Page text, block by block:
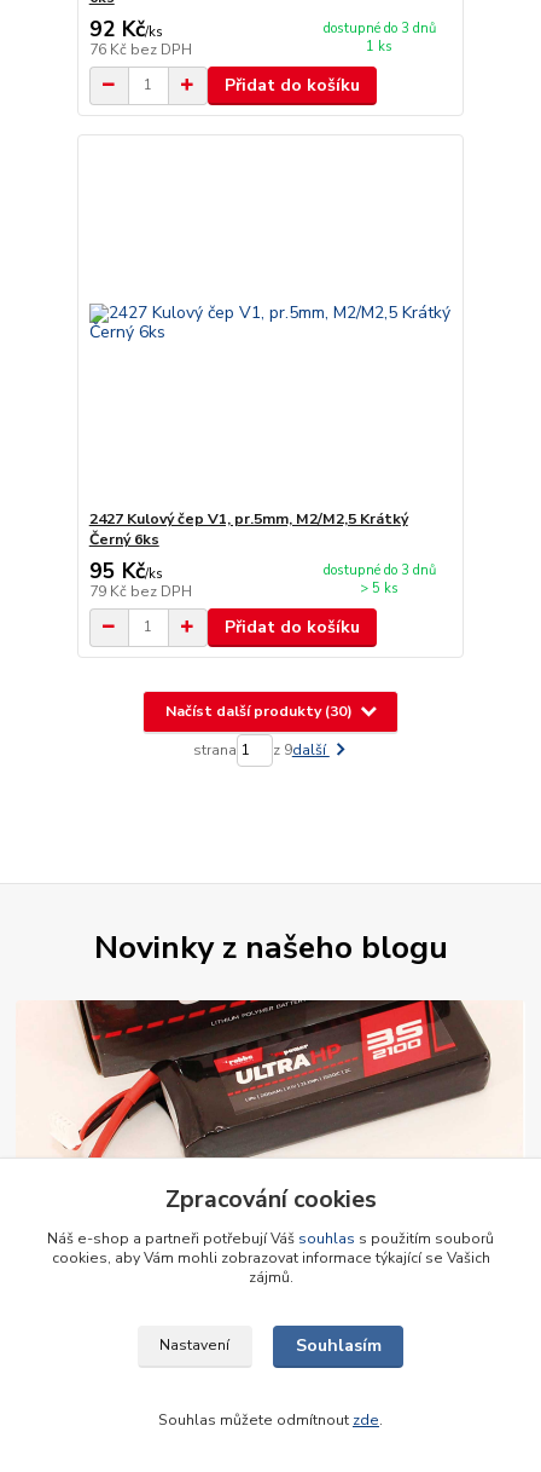
92 Kč/ks
76 Kč bez DPH
dostupné do 3 dnů
1 ks
Přidat do košíku
2427 Kulový čep V1, pr.5mm, M2/M2,5 Krátký
Černý 6ks
95 Kč/ks
79 Kč bez DPH
dostupné do 3 dnů
> 5 ks
Přidat do košíku
Načíst další produkty (30)
strana z 9další
Novinky z našeho blogu
Lipol baterie Robbe
S radostí Vám představujeme Li-Pol baterie Robbe, které nově
Zpracování cookies
Náš e-shop a partneři potřebují Váš souhlas s použitím souborů
cookies, aby Vám mohli zobrazovat informace týkající se Vašich
zájmů.
Nastavení Souhlasím
Souhlas můžete odmítnout zde.